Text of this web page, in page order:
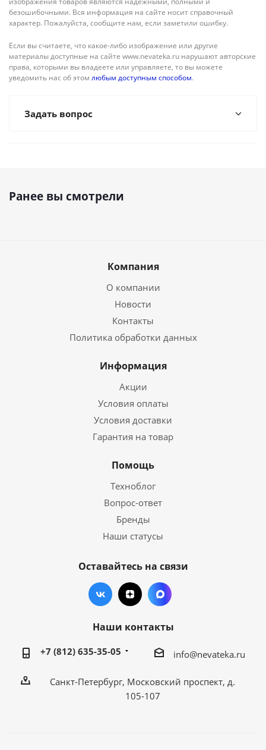
безошибочными. Вся информация на сайте носит справочный
характер. Пожалуйста, сообщите нам, если заметили ошибку.
Если вы считаете, что какое-либо изображение или другие
материалы доступные на сайте www.nevateka.ru нарушают авторские
права, которыми вы владеете или управляете, то вы можете
уведомить нас об этом любым доступным способом.
Задать вопрос
Ранее вы смотрели
Компания
О компании
Новости
Контакты
Политика обработки данных
Информация
Акции
Условия оплаты
Условия доставки
Гарантия на товар
Помощь
Техноблог
Вопрос-ответ
Бренды
Наши статусы
Оставайтесь на связи
Наши контакты
+7 (812) 635-35-05 info@nevateka.ru
Санкт-Петербург, Московский проспект, д.
105-107